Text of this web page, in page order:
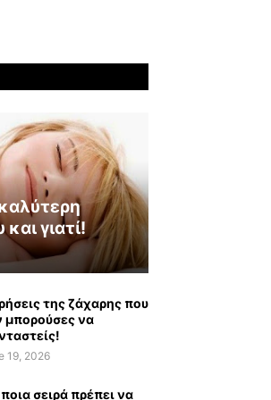
γιατί!
της ζάχαρης που
μπορούσες να
19, 2026
σειρά πρέπει να